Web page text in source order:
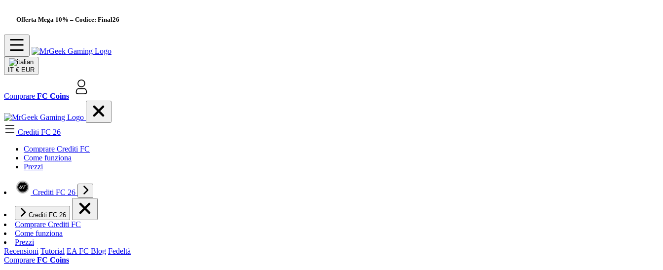
Offerta Mega 10% – Codice: Final26
IT € EUR
Comprare FC Coins
Crediti FC 26
Comprare Crediti FC
Come funziona
Prezzi
Crediti FC 26
Crediti FC 26
Comprare Crediti FC
Come funziona
Prezzi
Recensioni Tutorial EA FC Blog Fedeltà
Comprare FC Coins